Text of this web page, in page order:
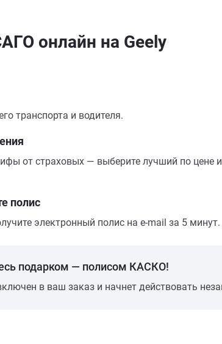
онлайн на Geely
транспорта и водителя.
от страховых — выберите лучший по цене и
полис
электронный полис на e-mail за 5 минут.
подарком — полисом КАСКО!
в ваш заказ и начнет действовать